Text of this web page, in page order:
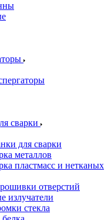
сварки
для сварки
металлов
пластмасс и нетканых
отверстий
излучатели
стекла